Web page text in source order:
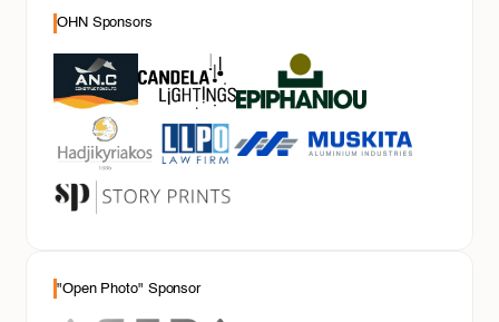
OHN Sponsors
"Open Photo" Sponsor